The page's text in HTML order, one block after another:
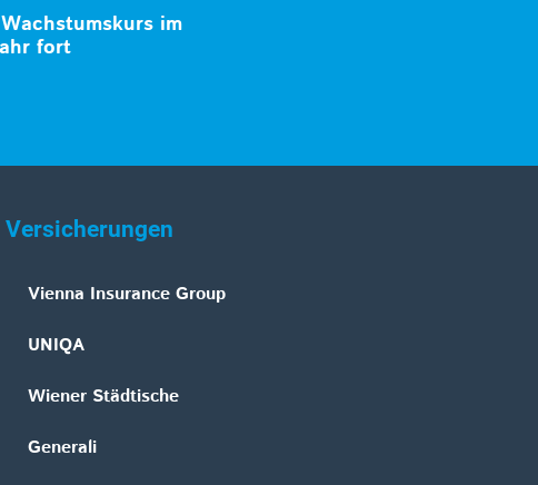
im
fort
Versicherungen
Vienna Insurance Group
UNIQA
Wiener Städtische
Generali